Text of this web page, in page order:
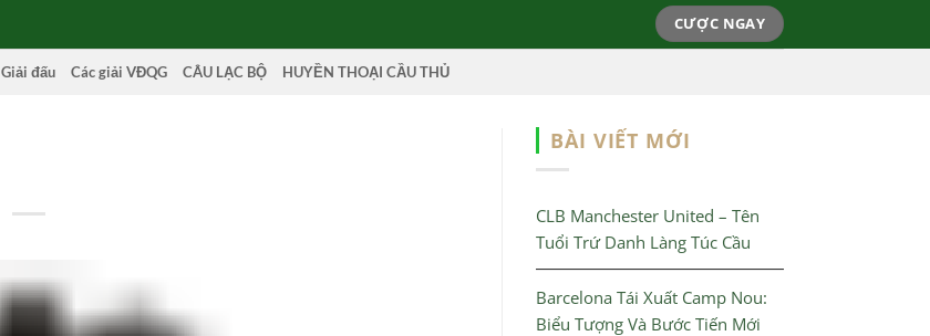
CƯỢC NGAY
Giải đấu Các giải VĐQG CÂU LẠC BỘ HUYỀN THOẠI CẦU THỦ
BÀI VIẾT MỚI
CLB Manchester United – Tên
Tuổi Trứ Danh Làng Túc Cầu
Barcelona Tái Xuất Camp Nou:
Biểu Tượng Và Bước Tiến Mới